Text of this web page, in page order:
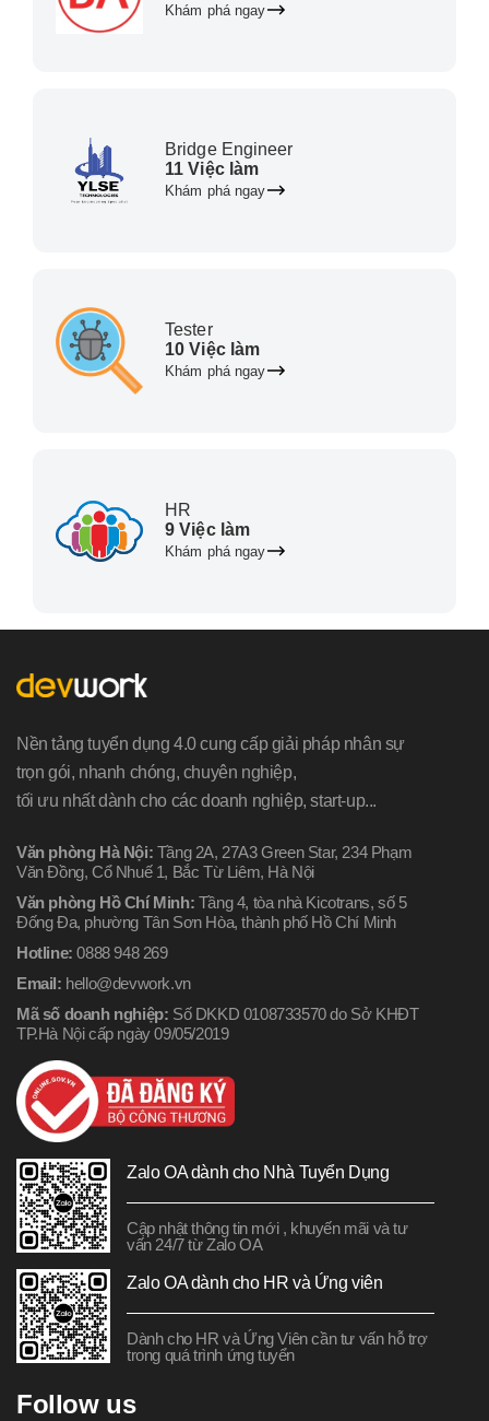
Khám phá ngay
Bridge Engineer
11 Việc làm
Khám phá ngay
Tester
10 Việc làm
Khám phá ngay
HR
9 Việc làm
Khám phá ngay
Nền tảng tuyển dụng 4.0 cung cấp giải pháp nhân sự
trọn gói, nhanh chóng, chuyên nghiệp,
tối ưu nhất dành cho các doanh nghiệp, start-up...
Văn phòng Hà Nội: Tầng 2A, 27A3 Green Star, 234 Phạm
Văn Đồng, Cổ Nhuế 1, Bắc Từ Liêm, Hà Nội
Văn phòng Hồ Chí Minh: Tầng 4, tòa nhà Kicotrans, số 5
Đống Đa, phường Tân Sơn Hòa, thành phố Hồ Chí Minh
Hotline: 0888 948 269
Email: hello@devwork.vn
Mã số doanh nghiệp: Số DKKD 0108733570 do Sở KHĐT
TP.Hà Nội cấp ngày 09/05/2019
Zalo OA dành cho Nhà Tuyển Dụng
Cập nhật thông tin mới , khuyến mãi và tư
vấn 24/7 từ Zalo OA
Zalo OA dành cho HR và Ứng viên
Dành cho HR và Ứng Viên cần tư vấn hỗ trợ
trong quá trình ứng tuyển
Follow us